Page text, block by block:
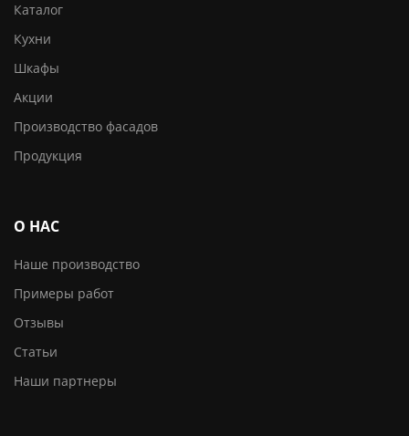
Каталог
Кухни
Шкафы
Акции
Производство фасадов
Продукция
О НАС
Наше производство
Примеры работ
Отзывы
Статьи
Наши партнеры